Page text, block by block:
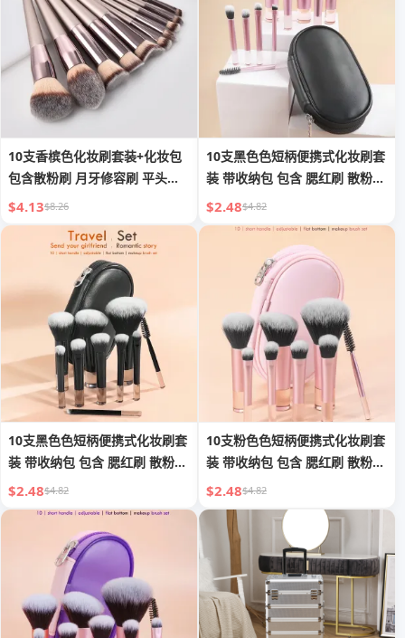
10支香槟色化妆刷套装+化妆包
包含散粉刷 月牙修容刷 平头刷
眼影刷 腮红刷 眉刷 眼影刷 晕染
刷
$4.13$8.26
10支黑色色短柄便携式化妆刷套
装 带收纳包 包含 腮红刷 散粉刷
眼影刷 睫毛刷 眉刷 晕染刷
$2.48$4.82
10支黑色色短柄便携式化妆刷套
装 带收纳包 包含 腮红刷 散粉刷
眼影刷 睫毛刷 眉刷 晕染刷
$2.48$4.82
10支粉色色短柄便携式化妆刷套
装 带收纳包 包含 腮红刷 散粉刷
眼影刷 睫毛刷 眉刷 晕染刷
$2.48$4.82